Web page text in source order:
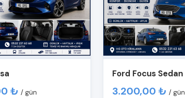
₺ / gün
Ford Focus Sedan
3.200,00 ₺ / gün